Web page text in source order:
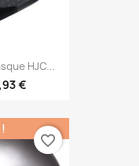
HJC...
€
favorite_border